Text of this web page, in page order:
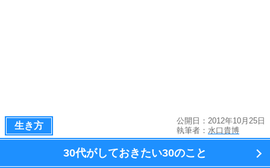
生き方
公開日：2012年10月25日
執筆者： 水口貴博
30代がしておきたい30のこと